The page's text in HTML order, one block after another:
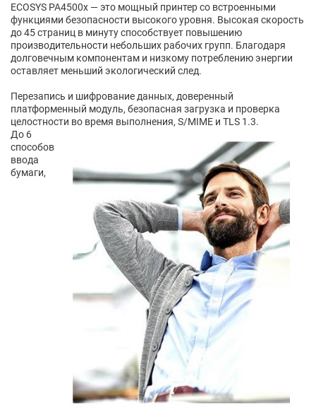
ECOSYS PA4500x — это мощный принтер со встроенными
функциями безопасности высокого уровня. Высокая скорость
до 45 страниц в минуту способствует повышению
производительности небольших рабочих групп. Благодаря
долговечным компонентам и низкому потреблению энергии
оставляет меньший экологический след.
Перезапись и шифрование данных, доверенный
платформенный модуль, безопасная загрузка и проверка
целостности во время выполнения, S/MIME и TLS 1.3.
До 6
способов
ввода
бумаги,